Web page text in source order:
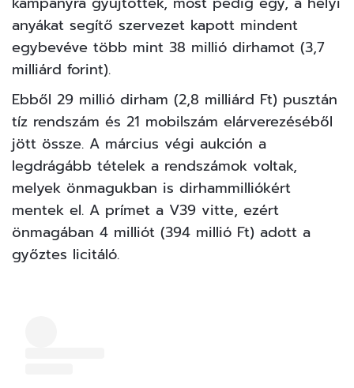
anyákat segítő szervezet kapott mindent
egybevéve több mint 38 millió dirhamot (3,7
milliárd forint).
Ebből 29 millió dirham (2,8 milliárd Ft) pusztán
tíz rendszám és 21 mobilszám elárverezéséből
jött össze. A március végi aukción a
legdrágább tételek a rendszámok voltak,
melyek önmagukban is dirhammilliókért
mentek el. A prímet a V39 vitte, ezért
önmagában 4 milliót (394 millió Ft) adott a
győztes licitáló.